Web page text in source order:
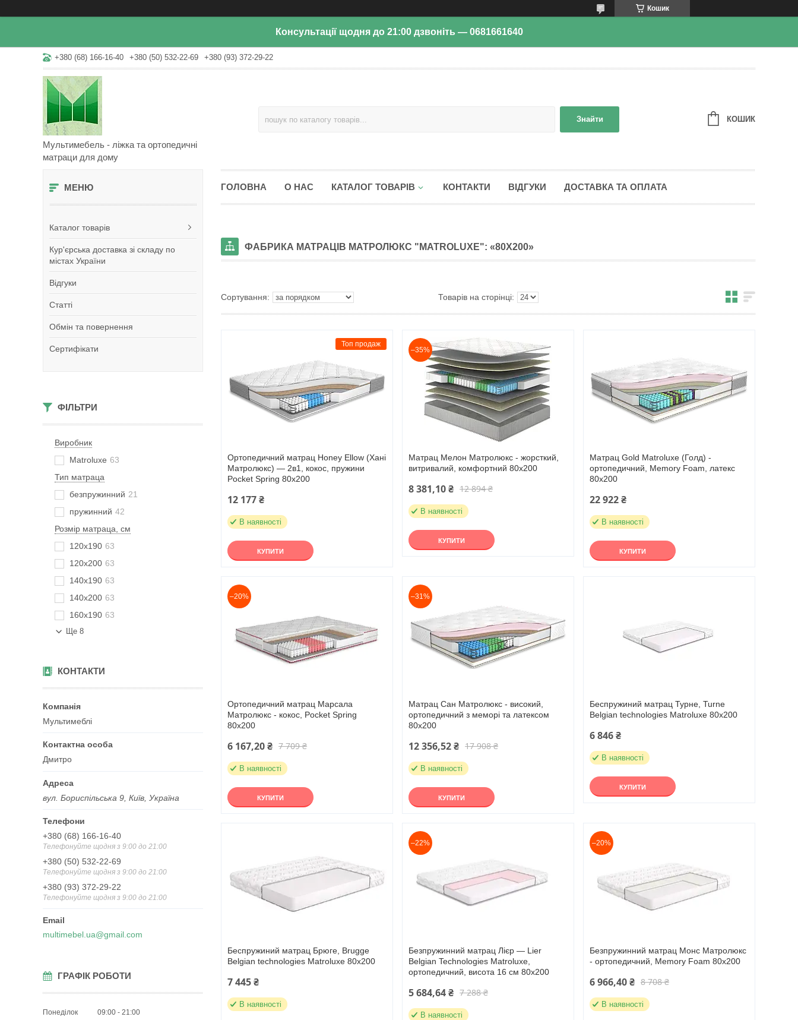
Кошик
Консультації щодня до 21:00 дзвоніть — 0681661640
+380 (68) 166-16-40 +380 (50) 532-22-69 +380 (93) 372-29-22
Мультимебель - ліжка та ортопедичні
матраци для дому
Знайти КОШИК
Каталог товарів
Кур'єрська доставка зі складу по
містах України
Відгуки
Статті
Обмін та повернення
Сертифікати
ФІЛЬТРИ
Виробник
Matroluxe 63
Тип матраца
безпружинний 21
пружинний 42
Розмір матраца, см
120х190 63
120х200 63
140х190 63
140х200 63
160х190 63
Ще 8
КОНТАКТИ
Мультимеблі
Дмитро
вул. Бориспільська 9, Київ, Україна
+380 (68) 166-16-40
Телефонуйте щодня з 9:00 до 21:00
+380 (50) 532-22-69
Телефонуйте щодня з 9:00 до 21:00
+380 (93) 372-29-22
Телефонуйте щодня з 9:00 до 21:00
multimebel.ua@gmail.com
ГРАФІК РОБОТИ
Понеділок 09:00
21:00
ГОЛОВНА О НАС КАТАЛОГ ТОВАРІВ КОНТАКТИ ВІДГУКИ ДОСТАВКА ТА ОПЛАТА
ФАБРИКА МАТРАЦІВ МАТРОЛЮКС "MATROLUXE": «80Х200»
Топ продаж
Ортопедичний матрац Honey Ellow (Хані
Матролюкс) — 2в1, кокос, пружини
Pocket Spring 80х200
12 177 ₴
В наявності
КУПИТИ
–35%
Матрац Мелон Матролюкс - жорсткий,
витривалий, комфортний 80х200
8 381,10 ₴ 12 894 ₴
В наявності
КУПИТИ
Матрац Gold Matroluxe (Голд) -
ортопедичний, Memory Foam, латекс
80х200
22 922 ₴
В наявності
КУПИТИ
–20%
Ортопедичний матрац Марсала
Матролюкс - кокос, Pocket Spring
80х200
6 167,20 ₴ 7 709 ₴
В наявності
КУПИТИ
–31%
Матрац Сан Матролюкс - високий,
ортопедичний з меморі та латексом
80х200
12 356,52 ₴ 17 908 ₴
В наявності
КУПИТИ
Беспружиний матрац Турне, Turne
Belgian technologies Matroluxe 80х200
6 846 ₴
В наявності
КУПИТИ
Беспружиний матрац Брюге, Brugge
Belgian technologies Matroluxe 80х200
7 445 ₴
В наявності
–22%
Безпружинний матрац Лієр — Lier
Belgian Technologies Matroluxe,
ортопедичний, висота 16 см 80х200
5 684,64 ₴ 7 288 ₴
В наявності
–20%
Безпружинний матрац Монс Матролюкс
- ортопедичний, Memory Foam 80х200
6 966,40 ₴ 8 708 ₴
В наявності